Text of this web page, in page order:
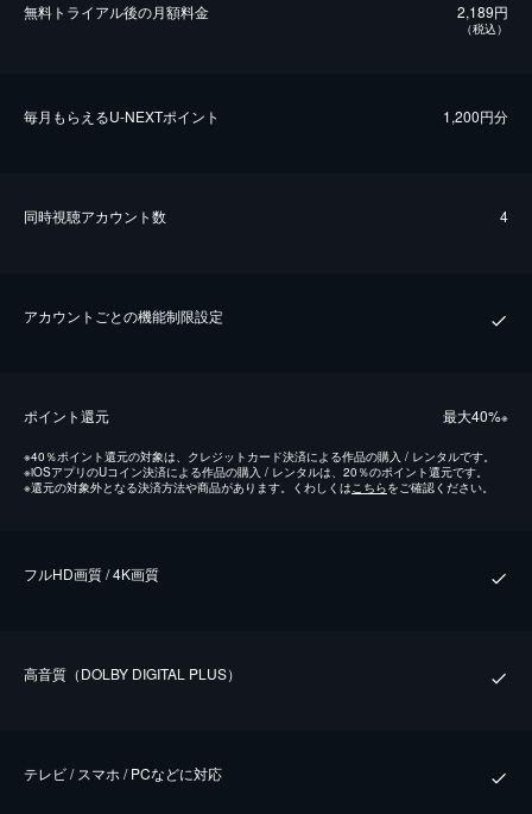
無料トライアル後の⽉額料金 2,189円
（税込）
毎⽉もらえるU-NEXTポイント 1,200円分
同時視聴アカウント数 4
アカウントごとの機能制限設定
ポイント還元 最⼤40%※
※40％ポイント還元の対象は、クレジットカード決済による作品の購入 / レンタルです。
※iOSアプリのUコイン決済による作品の購入 / レンタルは、20％のポイント還元です。
※還元の対象外となる決済方法や商品があります。くわしくはこちらをご確認ください。
フルHD画質 / 4K画質
⾼⾳質（DOLBY DIGITAL PLUS）
テレビ / スマホ / PCなどに対応